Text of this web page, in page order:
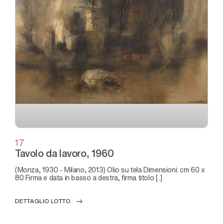
17
Tavolo da lavoro, 1960
(Monza, 1930 - Milano, 2013) Olio su tela Dimensioni: cm 60 x
80 Firma e data in basso a destra, firma titolo [..]
DETTAGLIO LOTTO